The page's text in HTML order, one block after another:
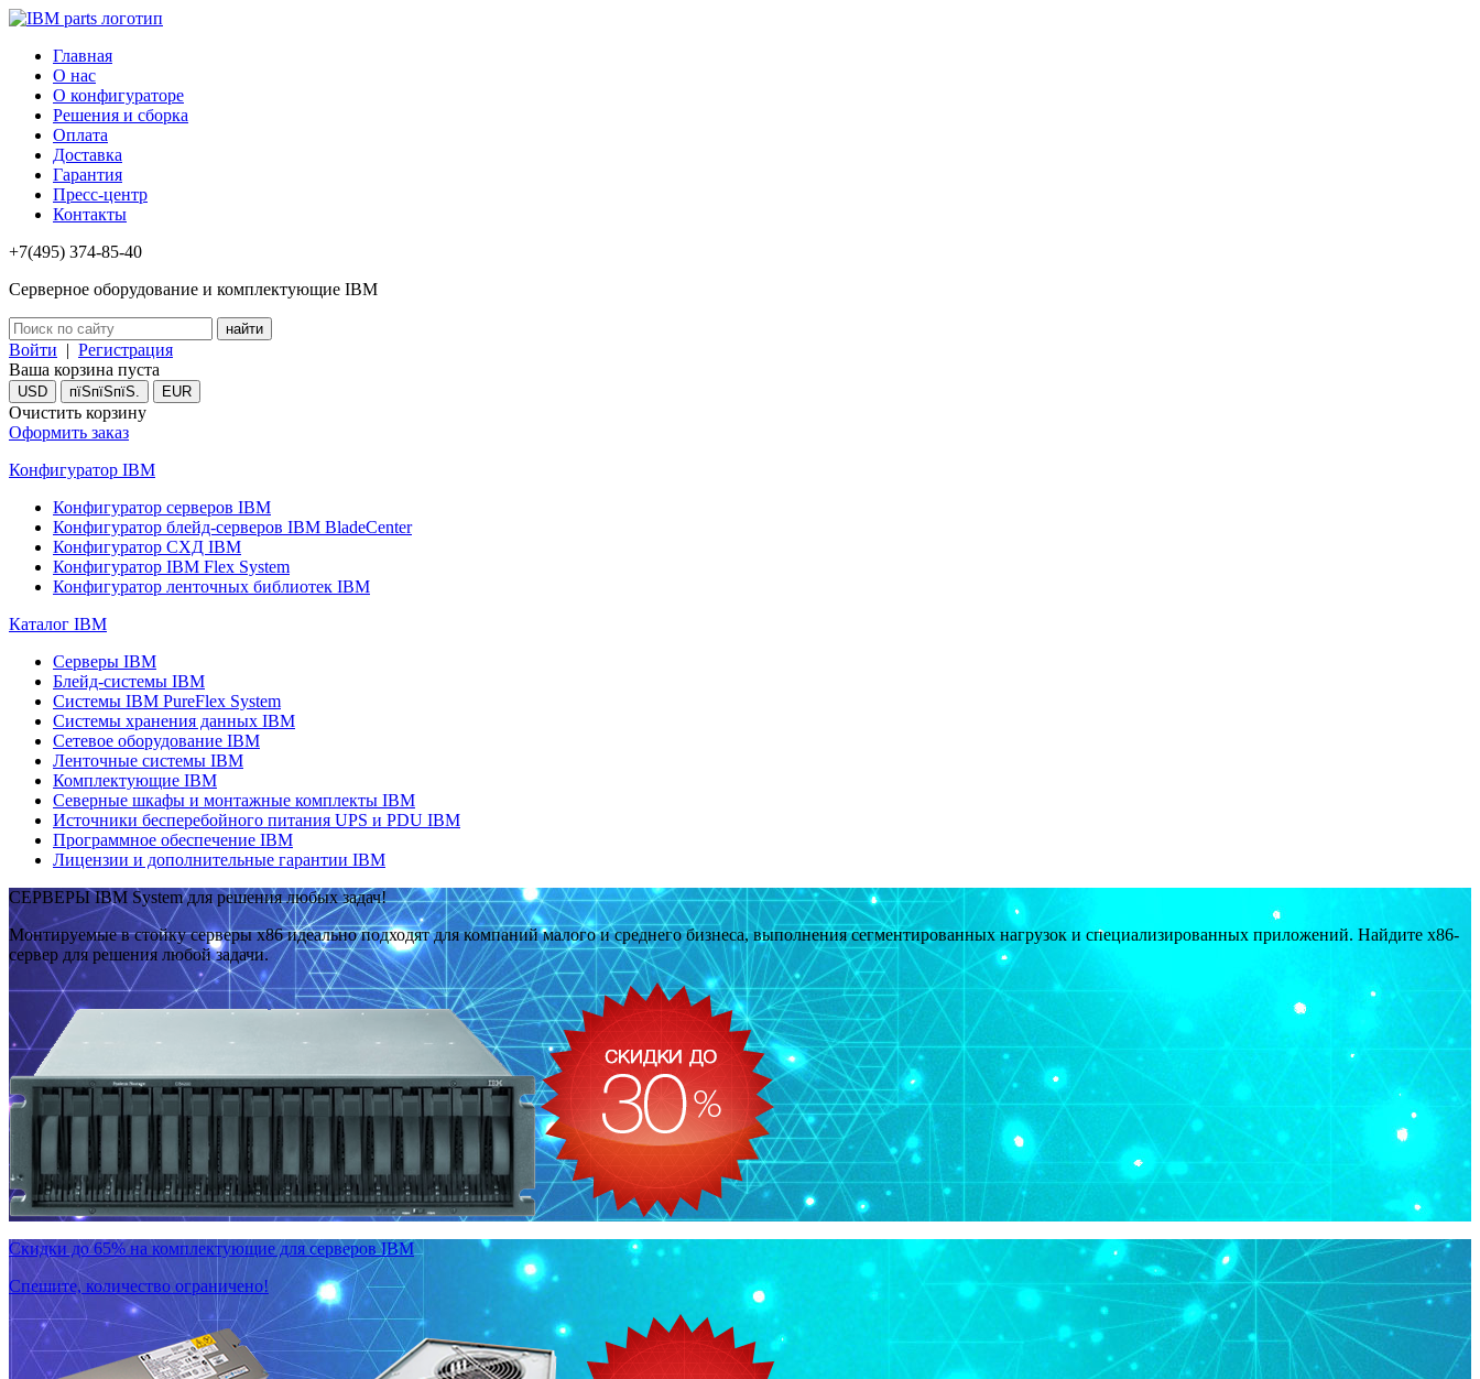
Главная
О нас
О конфигураторе
Решения и сборка
Оплата
Доставка
Гарантия
Пресс-центр
Контакты
+7(495) 374-85-40
Серверное оборудование и комплектующие IBM
Войти | Регистрация
Ваша корзина пуста
USD пїЅпїЅпїЅ. EUR
Очистить корзину
Оформить заказ
Конфигуратор IBM
Конфигуратор серверов IBM
Конфигуратор блейд-серверов IBM BladeCenter
Конфигуратор СХД IBM
Конфигуратор IBM Flex System
Конфигуратор ленточных библиотек IBM
Каталог IBM
Серверы IBM
Блейд-системы IBM
Системы IBM PureFlex System
Системы хранения данных IBM
Сетевое оборудование IBM
Ленточные системы IBM
Комплектующие IBM
Северные шкафы и монтажные комплекты IBM
Источники бесперебойного питания UPS и PDU IBM
Программное обеспечение IBM
Лицензии и дополнительные гарантии IBM
СЕРВЕРЫ IBM System для решения любых задач!
Монтируемые в стойку серверы x86 идеально подходят для компаний малого и среднего бизнеса, выполнения сегментированных нагрузок и специализированных приложений. Найдите x86-
сервер для решения любой задачи.
Скидки до 65% на комплектующие для серверов IBM
Спешите, количество ограничено!